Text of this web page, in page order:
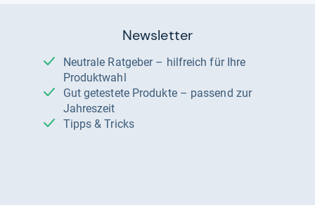
Newsletter
Neutrale Ratgeber – hilfreich für Ihre
Produktwahl
Gut getestete Produkte – passend zur
Jahreszeit
Tipps & Tricks